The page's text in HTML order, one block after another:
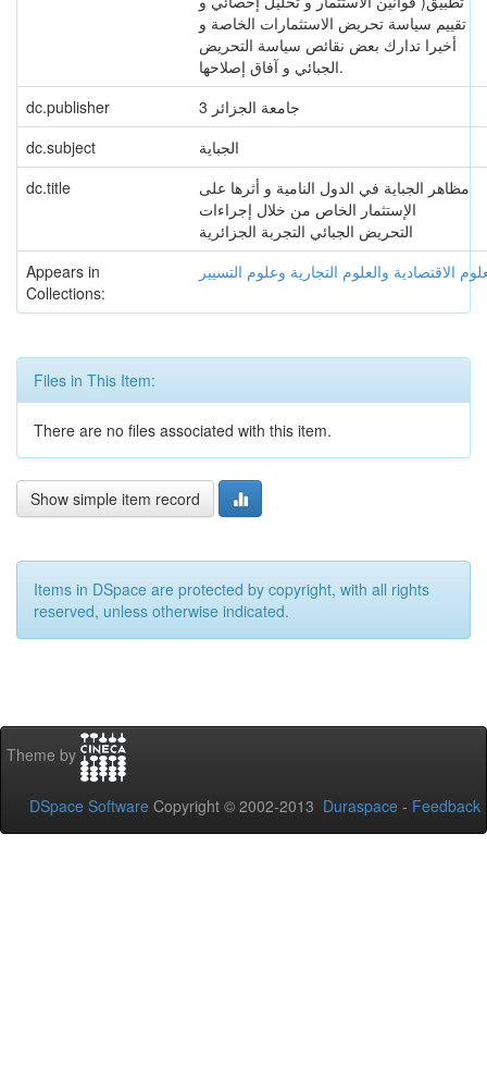
تقييم سياسة تحريض الاستثمارات الخاصة و
أخيرا تدارك بعض نقائص سياسة التحريض
الجبائي و آفاق إصلاحها.
dc.publisher
جامعة الجزائر 3
dc.subject
الجباية
dc.title
مظاهر الجباية في الدول النامية و أثرها على
الإستثمار الخاص من خلال إجراءات
التحريض الجبائي التجربة الجزائرية
Appears in
Collections:
الاقتصادية والعلوم التجارية وعلوم التسيير
Files in This Item:
There are no files associated with this item.
Show simple item record
Items in DSpace are protected by copyright, with all rights
reserved, unless otherwise indicated.
Theme by
DSpace Software Copyright © 2002-2013 Duraspace - Feedback